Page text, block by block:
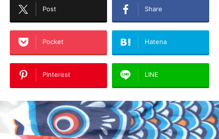
Post Share
Pocket Hatena
Pinterest LINE